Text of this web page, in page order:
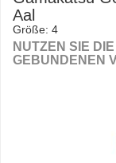
Aal
Größe: 4
NUTZEN SIE
GEBUNDENEN